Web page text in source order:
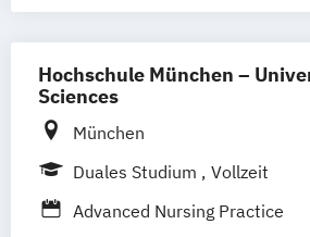
Heilpädagogik
Hochschule München –
Sciences
München
Duales Studium
Vollzeit
Advanced Nursing Practice